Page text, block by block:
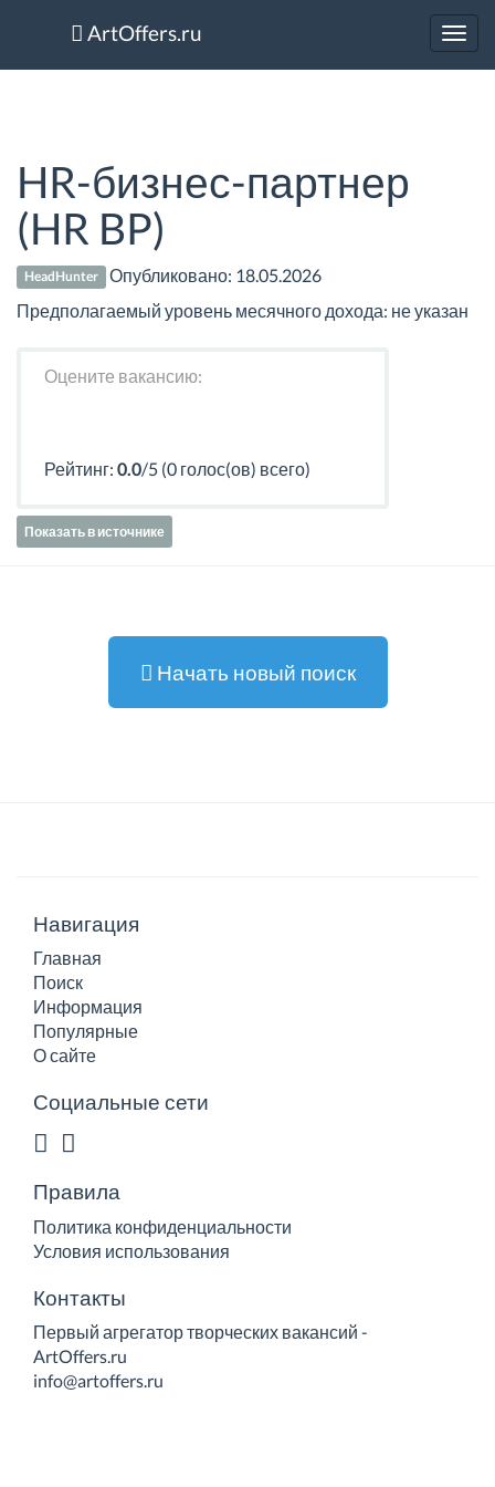
ArtOffers.ru
HR-бизнес-партнер
(HR BP)
HeadHunter Опубликовано: 18.05.2026
Предполагаемый уровень месячного дохода: не указан
Оцените вакансию:
Рейтинг: 0.0/5 (0 голос(ов) всего)
Показать в источнике
Начать новый поиск
Навигация
Главная
Поиск
Информация
Популярные
О сайте
Социальные сети
Правила
Политика конфиденциальности
Условия использования
Контакты
Первый агрегатор творческих вакансий -
ArtOffers.ru
info@artoffers.ru